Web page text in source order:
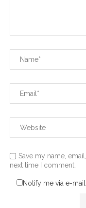
Save my name,
next time I comment.
Notify me via e-